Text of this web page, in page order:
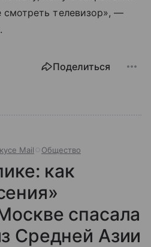
смотреть телевизор», —
Поделиться
Mail Общество
как
спасала
Средней Азии